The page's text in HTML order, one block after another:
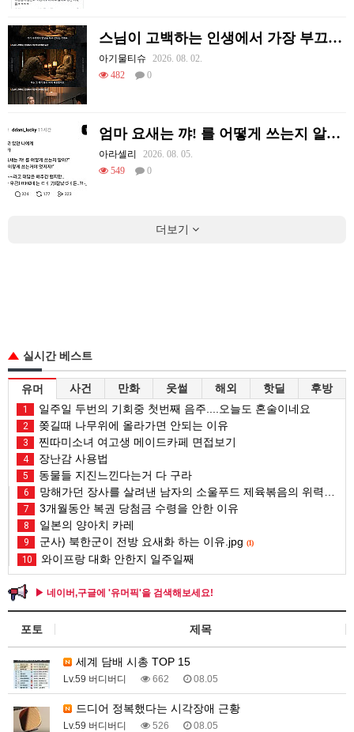
스님이 고백하는 인생에서 가장 부끄러웠던 순간
아기물티슈
2026. 08. 02.
482
0
엄마 요새는 꺄! 를 어떻게 쓰는지 알아?
아라셀리
2026. 08. 05.
549
0
더보기
실시간 베스트
유머 사건 만화 웃썰 해외 핫딜 후방
1 일주일 두번의 기회중 첫번째 음주....오늘도 혼술이네요
2 쫒길때 나무위에 올라가면 안되는 이유
3 찐따미소녀 여고생 메이드카페 면접보기
4 장난감 사용법
5 동물들 지진느낀다는거 다 구라
6 망해가던 장사를 살려낸 남자의 소울푸드 제육볶음의 위력 ㅋㅋ
7 3개월동안 복권 당첨금 수령을 안한 이유
8 일본의 양아치 카레
9 군사) 북한군이 전방 요새화 하는 이유.jpg (1)
10 와이프랑 대화 안한지 일주일째
▶ 네이버,구글에 '유머픽'을 검색해보세요!
포토 제목
세계 담배 시총 TOP 15
Lv.59 버디버디 662 08.05
드디어 정복했다는 시각장애 근황
Lv.59 버디버디 526 08.05